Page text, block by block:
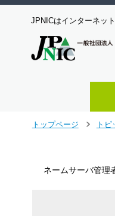
JPNICはインターネッ
トップページ
ト
ネームサーバ管理